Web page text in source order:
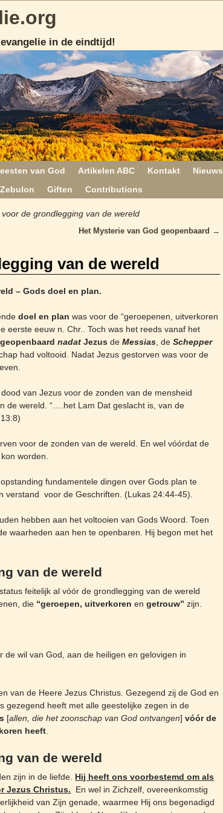
in de eindtijd!
van God Artikelen ABC Kontakt
Nieuws
Zebulon Giften Contributions
de grondlegging van de wereld
Het Mysterie van God geopenbaard →
van de wereld
– Gods doel en plan.
doel en plan was voor de “geroepenen, uitverkoren
eerste eeuw n. Chr.. Toch was het reeds vanaf het
geopenbaardnadat Jezus deMessias, deSchepper
had voltooid. Nadat Jezus gestorven was voor de
van Jezus voor de zonden van de mensheid
de wereld. “….het Lam Dat geslacht is, van de
voor de zonden van de wereld. En wel vóórdat de
worden.
fundamentele dingen over Gods plan te
verstand voor de Geschriften. (Lukas 24:44-45).
hebben aan het voltooien van Gods Woord. Toen
waarheden aan hen te openbaren. Hij begon met het
van de wereld
feitelijk al vóór de grondlegging van de wereld
die “geroepen, uitverkoren engetrouw” zijn.
de wil van God, aan de heiligen en gelovigen in
van de Heere Jezus Christus. Gezegend zij de God en
gezegend heeft met alle geestelijke zegen in de
[allen, die het zoonschap van God ontvangen]vóór de
heeft.
van de wereld
zijn in de liefde. Hij heeft ons voorbestemd om als
Jezus Christus. En wel in Zichzelf, overeenkomstig
van Zijn genade, waarmee Hij ons begenadigd